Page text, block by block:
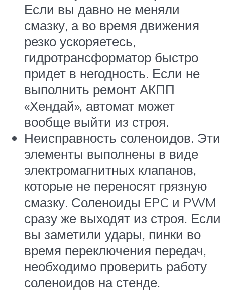
Если вы давно не меняли
смазку, а во время движения
резко ускоряетесь,
гидротрансформатор быстро
придет в негодность. Если не
выполнить ремонт АКПП
«Хендай», автомат может
вообще выйти из строя.
Неисправность соленоидов. Эти
элементы выполнены в виде
электромагнитных клапанов,
которые не переносят грязную
смазку. Соленоиды EPC и PWM
сразу же выходят из строя. Если
вы заметили удары, пинки во
время переключения передач,
необходимо проверить работу
соленоидов на стенде.